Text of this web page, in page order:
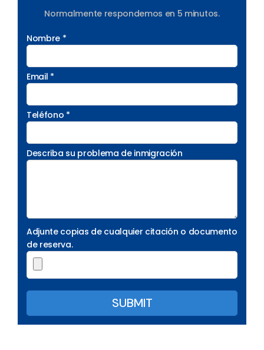
Normalmente respondemos en 5 minutos.
Nombre *
Email *
Teléfono *
Describa su problema de inmigración
Adjunte copias de cualquier citación o documento
de reserva.